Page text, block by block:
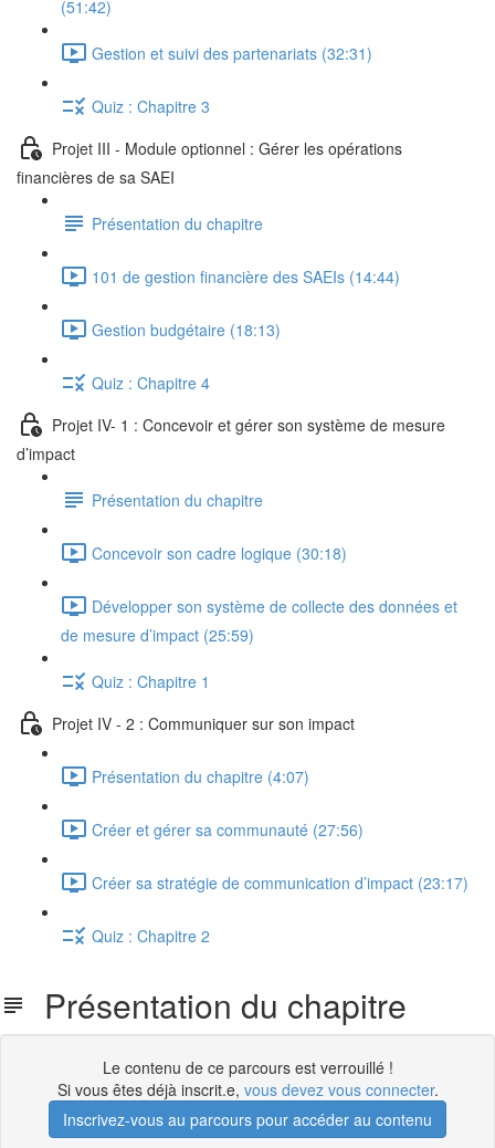
(51:42)
Gestion et suivi des partenariats (32:31)
Quiz : Chapitre 3
Projet III - Module optionnel : Gérer les opérations
financières de sa SAEI
Présentation du chapitre
101 de gestion financière des SAEIs (14:44)
Gestion budgétaire (18:13)
Quiz : Chapitre 4
Projet IV- 1 : Concevoir et gérer son système de mesure
d’impact
Présentation du chapitre
Concevoir son cadre logique (30:18)
Développer son système de collecte des données et
de mesure d’impact (25:59)
Quiz : Chapitre 1
Projet IV - 2 : Communiquer sur son impact
Présentation du chapitre (4:07)
Créer et gérer sa communauté (27:56)
Créer sa stratégie de communication d’impact (23:17)
Quiz : Chapitre 2
Présentation du chapitre
Le contenu de ce parcours est verrouillé !
Si vous êtes déjà inscrit.e, vous devez vous connecter.
Inscrivez-vous au parcours pour accéder au contenu